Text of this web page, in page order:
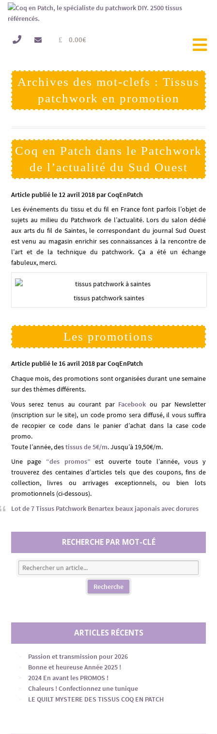
0.00€
Archives des mot-clefs : Tissus
patchwork en promotion
Coq en Patch dans le Patchwork
de l’actualité du Sud Ouest
Article publié le 12 avril 2018 par CoqEnPatch
Les événements du tissu et du fil en France font parfois l’objet de
sujets au milieu du Patchwork de l’actualité. Lors du salon dédié
aux arts du fil de Saintes, le correspondant du journal Sud Ouest
est venu au magasin enrichir ses connaissances à la rencontre de
l’art et de la technique du patchwork. Ça a été un échange
fabuleux, merci.
tissus patchwork saintes
Les promotions
Article publié le 16 avril 2018 par CoqEnPatch
Chaque mois, des promotions sont organisées durant une semaine
sur des thèmes différents.
Vous serez tenus au courant par Facebook ou par Newsletter
(inscription sur le site), un code promo sera diffusé, il vous suffira
de recopier ce code dans le panier d’achat dans la case code
promo.
Toute l’année, destissus de 5€/m. Jusqu’à 19,50€/m.
Une page “des promos” est ouverte toute l’année, vous y
trouverez des centaines d’articles tels que des coupons, fins de
collection, livres ou arrivages exceptionnels, ou bien lots
promotionnels (ci-dessous).
Lot de 7 Tissus Patchwork Benartex beaux japonais avec dorures
RECHERCHE PAR MOT-CLÉ
ARTICLES RÉCENTS
Passion et transmission pour 2026
Bonne et heureuse Année 2025 !
2024 En avant les PROMOS !
Chaleurs ! Confectionnez une tunique
LE QUILT MYSTERE DES TISSUS COQ EN PATCH